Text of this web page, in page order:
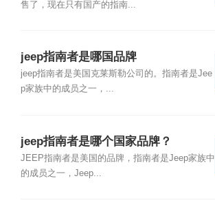
售了，现在只有国产的指南...
jeep指南者是哪国品牌
jeep指南者是美国克莱斯勒公司的。指南者是Jee
p家族中的成员之一，...
jeep指南者是哪个国家品牌？
JEEP指南者是美国的品牌，指南者是Jeep家族中
的成员之一，Jeep...